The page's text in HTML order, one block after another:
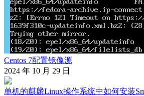
Centos 7配置镜像源
2024 年 10 月 29 日
单机的麒麟Linux操作系统中如何安装